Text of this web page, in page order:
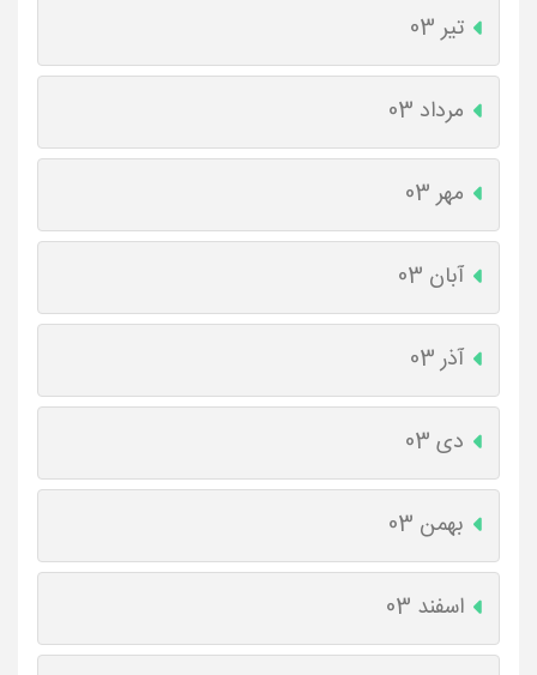
تیر 03
مرداد 03
مهر 03
آبان 03
آذر 03
دی 03
بهمن 03
اسفند 03